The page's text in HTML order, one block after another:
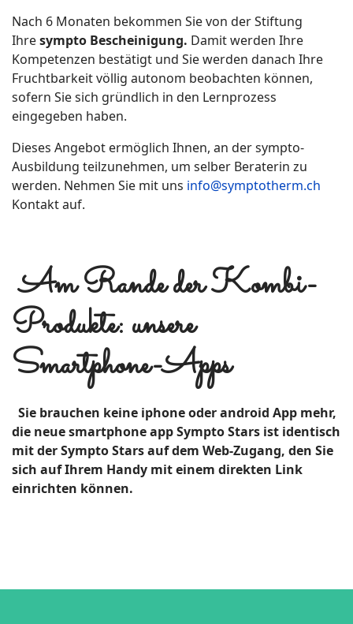
Nach 6 Monaten bekommen Sie von der Stiftung
Ihresympto Bescheinigung. Damit werden Ihre
Kompetenzen bestätigt und Sie werden danach Ihre
Fruchtbarkeit völlig autonom beobachten können,
sofern Sie sich gründlich in den Lernprozess
eingegeben haben.
Dieses Angebot ermöglich Ihnen, an der sympto-
Ausbildung teilzunehmen, um selber Beraterin zu
werden. Nehmen Sie mit uns info@symptotherm.ch
Kontakt auf.
Am Rande der Kombi-
Produkte: unsere
Smartphone-Apps
Sie brauchen keine iphone oder android App mehr,
die neue smartphone app Sympto Stars ist identisch
mit der Sympto Stars auf dem Web-Zugang, den Sie
sich auf Ihrem Handy mit einem direkten Link
einrichten können.